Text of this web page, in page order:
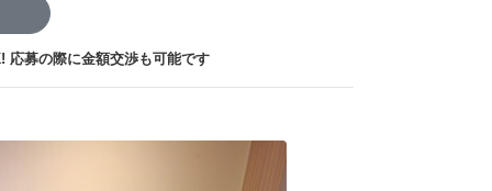
応募の際に金額交渉も可能です